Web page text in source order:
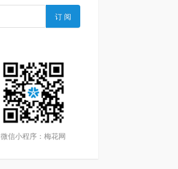
订 阅
微信小程序：梅花网